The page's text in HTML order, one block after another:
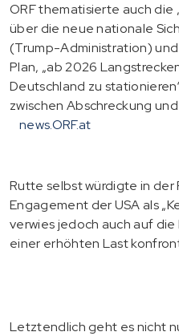
ORF thematisierte auch die
über die neue nationale
(Trump-Administration)
Plan, „ab 2026
Deutschland zu
zwischen Abschreckung
news.ORF.at
Rutte selbst würdigte in der
Engagement der USA als
verwies jedoch auch auf
einer erhöhten Last
Letztendlich geht es nicht